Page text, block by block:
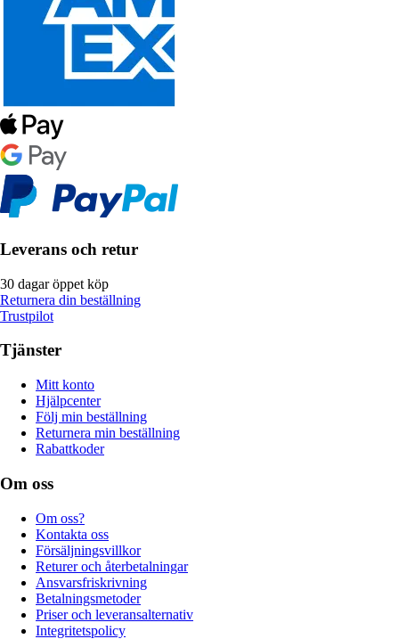
Leverans och retur
30 dagar öppet köp
Returnera din beställning
Trustpilot
Tjänster
Mitt konto
Hjälpcenter
Följ min beställning
Returnera min beställning
Rabattkoder
Om oss
Om oss?
Kontakta oss
Försäljningsvillkor
Returer och återbetalningar
Ansvarsfriskrivning
Betalningsmetoder
Priser och leveransalternativ
Integritetspolicy